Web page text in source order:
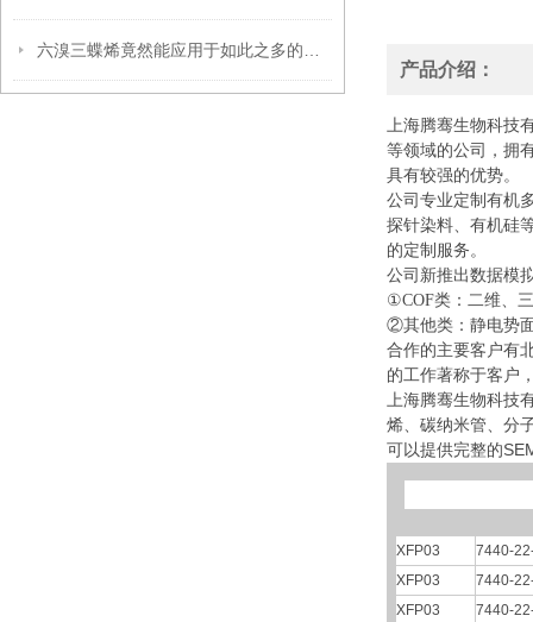
产品介绍：
上海腾骞生物科技
等领域的公司，拥
具有较强的优势。
公司专业定制有机
探针染料、有机硅
的定制服务。
公司新推出数据模
①COF类：二维、
②其他类：静电势
合作的主要客户有
的工作著称于客户
上海腾骞生物科
烯、碳纳米管、分
可以提供完整的
XFP03
7440-
XFP03
7440-
XFP03
7440-